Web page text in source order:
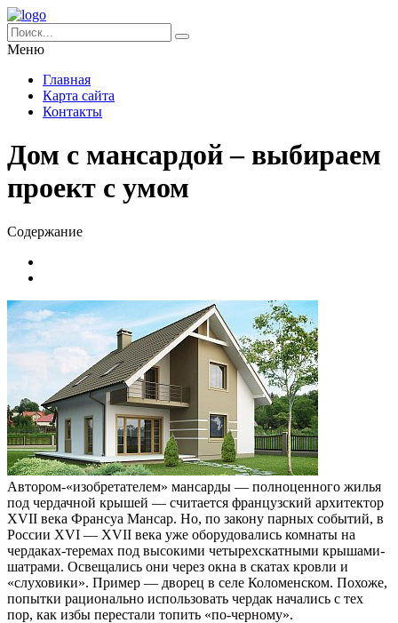
Меню
Главная
Карта сайта
Контакты
Дом с мансардой – выбираем
проект с умом
Содержание
Автором-«изобретателем» мансарды — полноценного жилья
под чердачной крышей — считается французский архитектор
ХVII века Франсуа Мансар. Но, по закону парных событий, в
России ХVI — ХVII века уже оборудовались комнаты на
чердаках-теремах под высокими четырехскатными крышами-
шатрами. Освещались они через окна в скатах кровли и
«слуховики». Пример — дворец в селе Коломенском. Похоже,
попытки рационально использовать чердак начались с тех
пор, как избы перестали топить «по-черному».